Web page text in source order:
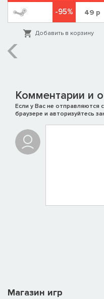
-95% 49 р
Добавить в корзину
Комментарии и
Если у Вас не отправляются
браузере и авторизуйтесь
Магазин игр